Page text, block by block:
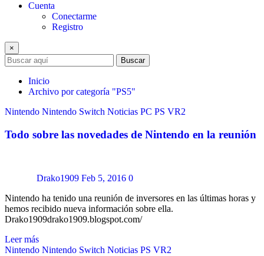
Cuenta
Conectarme
Registro
×
Buscar
Inicio
Archivo por categoría "PS5"
Nintendo Nintendo Switch Noticias PC PS VR2
Todo sobre las novedades de Nintendo en la reunión
Drako1909 Feb 5, 2016 0
Nintendo ha tenido una reunión de inversores en las últimas horas y
hemos recibido nueva información sobre ella.
Drako1909drako1909.blogspot.com/
Leer más
Nintendo Nintendo Switch Noticias PS VR2